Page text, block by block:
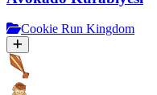
Cookie Run Kingdom